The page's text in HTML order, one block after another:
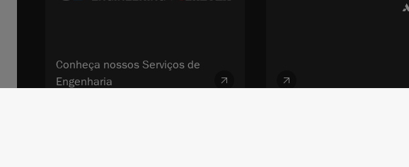
Conheça nossos Serviços de
Engenharia